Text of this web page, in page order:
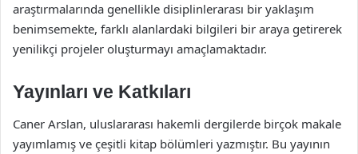
araştırmalarında genellikle disiplinlerarası bir yaklaşım
benimsemekte, farklı alanlardaki bilgileri bir araya getirerek
yenilikçi projeler oluşturmayı amaçlamaktadır.
Yayınları ve Katkıları
Caner Arslan, uluslararası hakemli dergilerde birçok makale
yayımlamış ve çeşitli kitap bölümleri yazmıştır. Bu yayının